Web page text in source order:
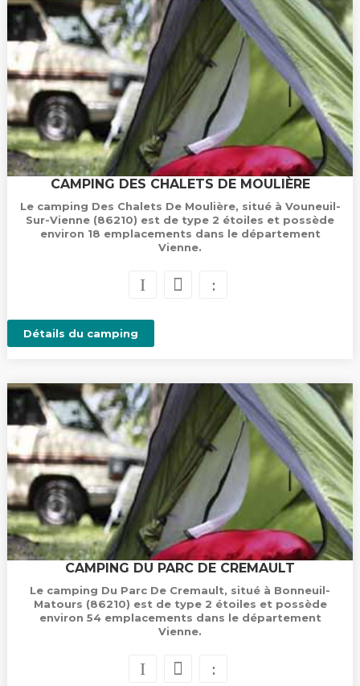
CAMPING DES CHALETS DE MOULIÈRE
Le camping Des Chalets De Moulière, situé à Vouneuil-
Sur-Vienne (86210) est de type 2 étoiles et possède
environ 18 emplacements dans le département
Vienne.
Détails du camping
CAMPING DU PARC DE CREMAULT
Le camping Du Parc De Cremault, situé à Bonneuil-
Matours (86210) est de type 2 étoiles et possède
environ 54 emplacements dans le département
Vienne.